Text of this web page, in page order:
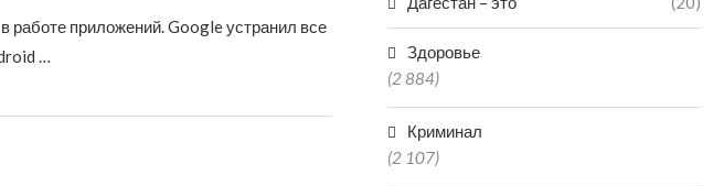
работе приложений. Google устранил все
…
Здоровье
(2 884)
Криминал
(2 107)